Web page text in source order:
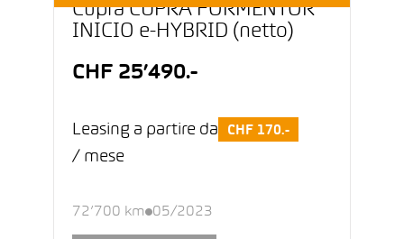
Cupra CUPRA FORMENTOR
INICIO e-HYBRID (netto)
CHF 25’490.-
Leasing a partire da CHF 170.-
/ mese
72’700 km 05/2023